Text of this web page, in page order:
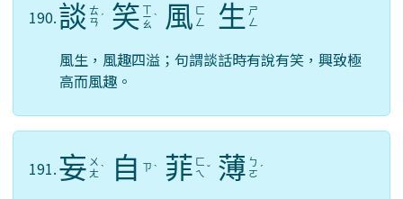
190.談 ㄊ
ㄢ ˊ 笑 ㄒ
ㄧ
ㄠ
ˋ 風 ㄈ
ㄥ
生 ㄕ
ㄥ
風生，風趣四溢；句謂談話時有說有笑，興致極
高而風趣。
191.妄 ㄨ
ㄤ ˋ 自 ㄗ ˋ 菲 ㄈ
ㄟ ˇ 薄 ㄅ
ㄛ ˊ